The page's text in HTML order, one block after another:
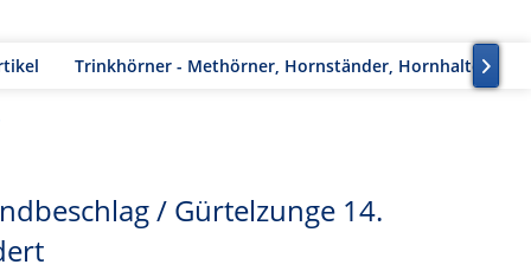
Trinkhörner - Methörner, Hornständer, Hornhalter
/ Gürtelzunge 14.